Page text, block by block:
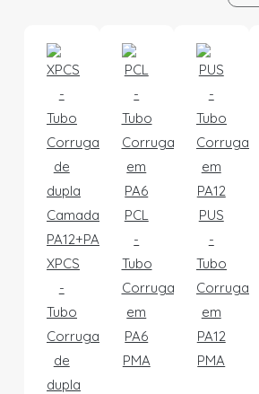
XPCS
-
Tubo
Corrugado
de
dupla
PCL
-
Tubo
Corrugado
em
PA6
PMA
PUS
-
Tubo
Corrugado
em
PA12
PMA